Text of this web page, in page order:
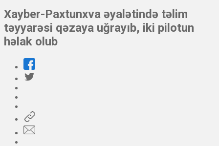
Xayber-Paxtunxva əyalətində təlim
təyyarəsi qəzaya uğrayıb, iki pilotun
həlak olub